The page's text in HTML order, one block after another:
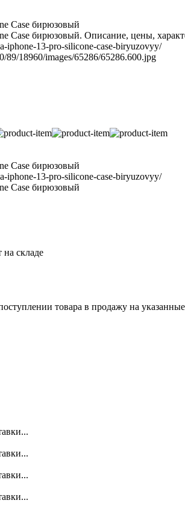
Case бирюзовый
Case бирюзовый. Описание, цены,
iphone-13-pro-silicone-case-biryuzovyy/
89/18960/images/65286/65286.600.jpg
Case бирюзовый
iphone-13-pro-silicone-case-biryuzovyy/
Case бирюзовый
на складе
товара в продажу на